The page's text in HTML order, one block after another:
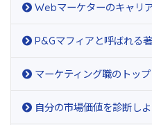
Webマーケターのキャリ
P&Gマフィアと呼ばれる
マーケティング職のトッ
自分の市場価値を診断し